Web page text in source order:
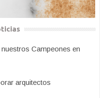
Campeones en
arquitectos